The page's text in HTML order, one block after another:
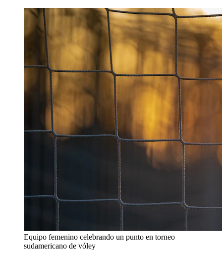
Equipo femenino celebrando un punto en torneo
sudamericano de vóley